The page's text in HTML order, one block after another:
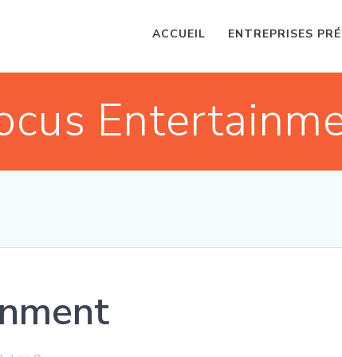
ACCUEIL ENTREPRISES